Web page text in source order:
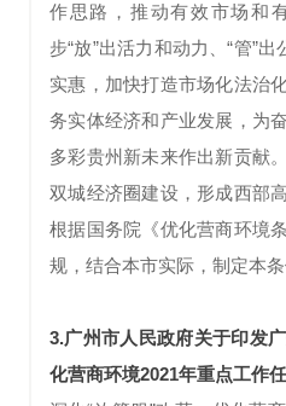
作思路，推动有效市场和
步“放”出活力和动力、“管”
实惠，加快打造市场化法治
务实体经济和产业发展，为
多彩贵州新未来作出新贡献
双城经济圈建设，形成西部
根据国务院《优化营商环境
规，结合本市实际，制定本条
3.广州市人民政府关于印发
化营商环境2021年重点工作